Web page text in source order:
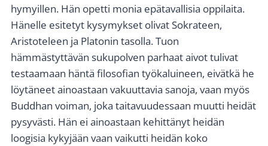
hymyillen. Hän opetti monia epätavallisia oppilaita.
Hänelle esitetyt kysymykset olivat Sokrateen,
Aristoteleen ja Platonin tasolla. Tuon
hämmästyttävän sukupolven parhaat aivot tulivat
testaamaan häntä filosofian työkaluineen, eivätkä he
löytäneet ainoastaan vakuuttavia sanoja, vaan myös
Buddhan voiman, joka taitavuudessaan muutti heidät
pysyvästi. Hän ei ainoastaan kehittänyt heidän
loogisia kykyjään vaan vaikutti heidän koko